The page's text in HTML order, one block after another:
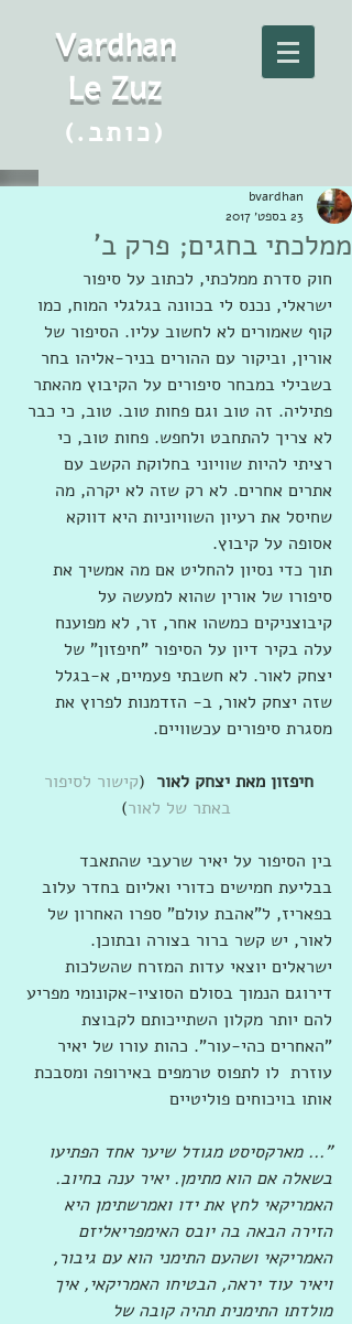
Vardhan
Le Zuz
(.כותב)
ממלכתי בחגים; פרק ב'
bvardhan
23 בספט׳ 2017
חוק סדרת ממלכתי, לכתוב על סיפור
ישראלי, נכנס לי בכוונה בגלגלי המוח, כמו
קוף שאמורים לא לחשוב עליו. הסיפור של
אורין, וביקור עם ההורים בניר-אליהו בחר
בשבילי במבחר סיפורים על הקיבוץ מהאתר
פתיליה. זה טוב וגם פחות טוב. טוב, כי כבר
לא צריך להתחבט ולחפש. פחות טוב, כי
רציתי להיות שוויוני בחלוקת הקשב עם
אתרים אחרים. לא רק שזה לא יקרה, מה
שחיסל את רעיון השוויוניות היא דווקא
אסופה על קיבוץ.
תוך כדי נסיון להחליט אם מה אמשיך את
סיפורו של אורין שהוא למעשה על
קיבוצניקים כמשהו אחר, זר, לא מפוענח
עלה בקיר דיון על הסיפור "חיפזון" של
יצחק לאור. לא חשבתי פעמיים, א-בגלל
שזה יצחק לאור, ב- הזדמנות לפרוץ את
מסגרת סיפורים עכשוויים.
חיפזון מאת יצחק לאור (קישור לסיפור
באתר של לאור)
בין הסיפור על יאיר שרעבי שהתאבד
בבליעת חמישים כדורי ואליום בחדר עלוב
בפאריז, ל"אהבת עולם" ספרו האחרון של
לאור, יש קשר ברור בצורה ובתוכן.
ישראלים יוצאי עדות המזרח שהשלכות
דירוגם הנמוך בסולם הסוציו-אקונומי מפריע
להם יותר מקלון השתייכותם לקבוצת
"האחרים כהי-עור". כהות עורו של יאיר
עוזרת  לו לתפוס טרמפים באירופה ומסבכת
אותו בויכוחים פוליטיים
"... מארקסיסט מגודל שיער אחד הפתיעו
בשאלה אם הוא מתימן. יאיר ענה בחיוב.
האמריקאי לחץ את ידו ואמרשתימן היא
הזירה הבאה בה יובס האימפריאליזם
האמריקאי ושהעם התימני הוא עם גיבור,
ויאיר עוד יראה, הבטיחו האמריקאי, איך
מולדתו התימנית תהיה קובה של